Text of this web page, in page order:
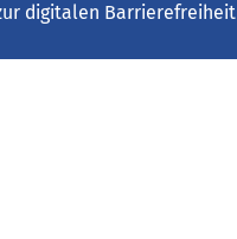
digitalen Barrierefreiheit